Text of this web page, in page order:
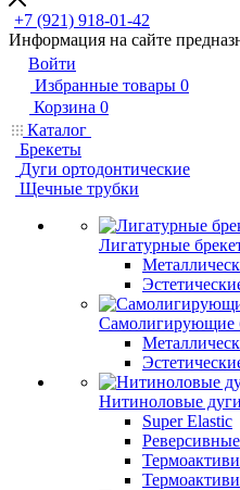
+7 (921) 918-01-42
Информация на сайте
Войти
Избранные товары 0
Корзина 0
Каталог
Брекеты
Дуги ортодонтические
Щечные трубки
Лигатурные
Самолигирующие
Нитиноловые
Super Elastic